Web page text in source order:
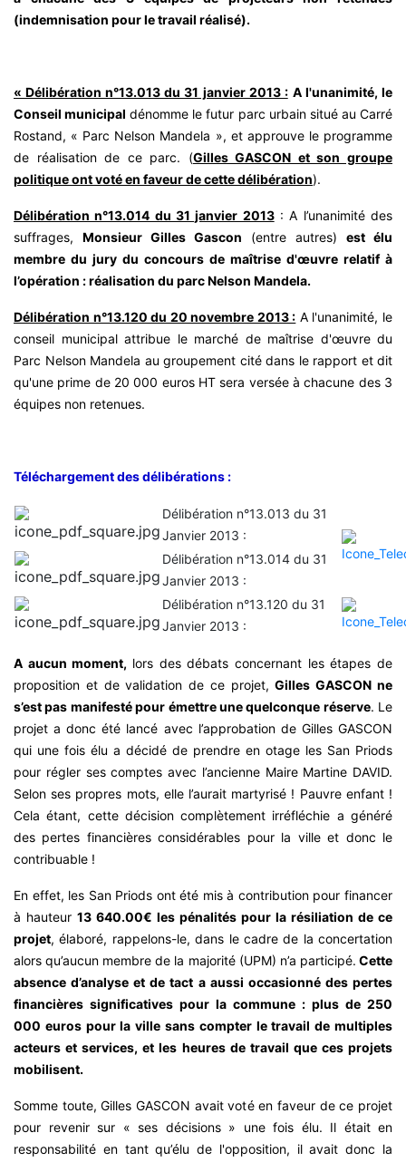
(indemnisation pour le travail réalisé).
« Délibération n°13.013 du 31 janvier 2013 : A l'unanimité, le
Conseil municipal dénomme le futur parc urbain situé au Carré
Rostand, « Parc Nelson Mandela », et approuve le programme
de réalisation de ce parc. (Gilles GASCON et son groupe
politique ont voté en faveur de cette délibération).
Délibération n°13.014 du 31 janvier 2013: A l’unanimité des
suffrages, Monsieur Gilles Gascon (entre autres) est élu
membre du jury du concours de maîtrise d'œuvre relatif à
l’opération : réalisation du parc Nelson Mandela.
Délibération n°13.120 du 20 novembre 2013 : A l'unanimité, le
conseil municipal attribue le marché de maîtrise d'œuvre du
Parc Nelson Mandela au groupement cité dans le rapport et dit
qu'une prime de 20 000 euros HT sera versée à chacune des 3
équipes non retenues.
Téléchargement des délibérations :
Délibération n°13.013 du 31
Janvier 2013 :
Délibération n°13.014 du 31
Janvier 2013 :
Délibération n°13.120 du 31
Janvier 2013 :
A aucun moment, lors des débats concernant les étapes de
proposition et de validation de ce projet,Gilles GASCON ne
s’est pas manifesté pour émettre une quelconque réserve. Le
projet a donc été lancé avec l’approbation de Gilles GASCON
qui une fois élu a décidé de prendre en otage les San Priods
pour régler ses comptes avec l’ancienne Maire Martine DAVID.
Selon ses propres mots, elle l’aurait martyrisé ! Pauvre enfant !
Cela étant, cette décision complètement irréfléchie a généré
des pertes financières considérables pour la ville et donc le
contribuable !
En effet, les San Priods ont été mis à contribution pour financer
à hauteur 13 640.00€ les pénalités pour la résiliation de ce
projet, élaboré, rappelons-le, dans le cadre de la concertation
alors qu’aucun membre de la majorité (UPM) n’a participé. Cette
absence d’analyse et de tact a aussi occasionné des pertes
financières significatives pour la commune : plus de 250
000 euros pour la ville sans compter le travail de multiples
acteurs et services, et les heures de travail que ces projets
mobilisent.
Somme toute, Gilles GASCON avait voté en faveur de ce projet
pour revenir sur « ses décisions » une fois élu. Il était en
responsabilité en tant qu’élu de l'opposition, il avait donc la